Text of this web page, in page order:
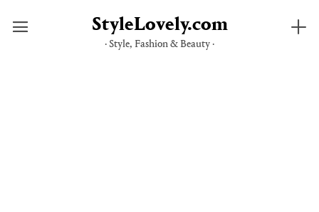
StyleLovely.com
· Style, Fashion & Beauty ·